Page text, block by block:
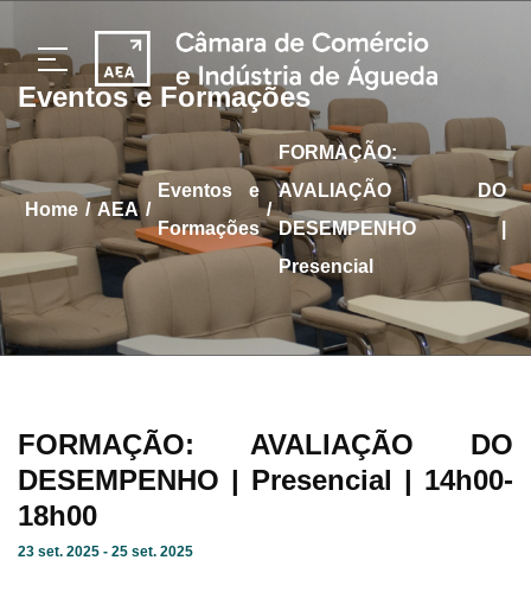
Eventos e Formações
home / AEA /
Eventos e
Formações
/
FORMAÇÃO:
AVALIAÇÃO DO
DESEMPENHO |
Presencial
FORMAÇÃO: AVALIAÇÃO DO
DESEMPENHO | Presencial | 14h00-
18h00
23 set. 2025 - 25 set. 2025